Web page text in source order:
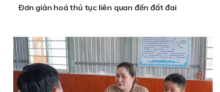
Ðơn giản hoá thủ tục liên quan đến đất đai